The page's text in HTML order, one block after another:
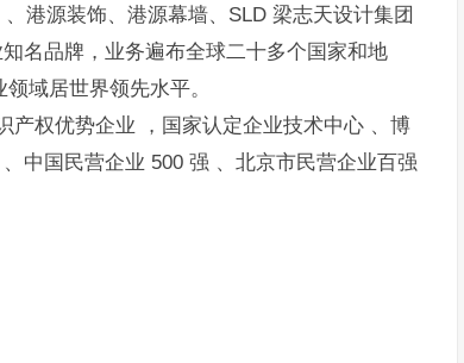
港源装饰、港源幕墙、SLD 梁志天设计集团
名品牌，业务遍布全球二十多个国家和地
域居世界领先水平。
产权优势企业 ，国家认定企业技术中心 、博
中国民营企业 500 强 、北京市民营企业百强